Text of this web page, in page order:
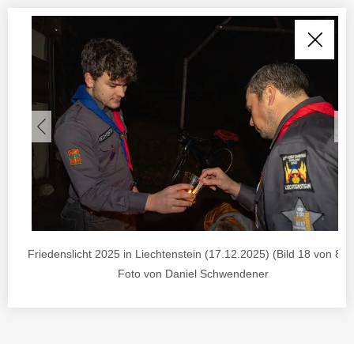
Friedenslicht 2025 in Liechtenstein (17.12.2025) (Bild 18 von 85)
Foto von Daniel Schwendener